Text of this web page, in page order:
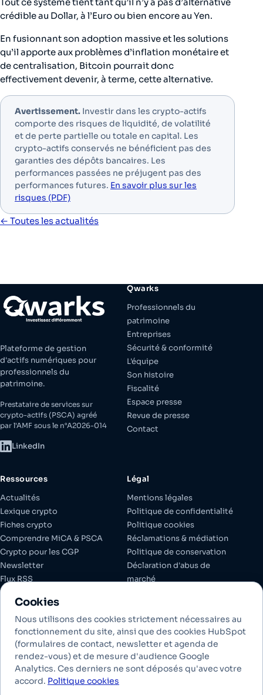
crédible au Dollar, à l’Euro ou bien encore au Yen.
En fusionnant son adoption massive et les solutions
qu’il apporte aux problèmes d’inflation monétaire et
de centralisation, Bitcoin pourrait donc
effectivement devenir, à terme, cette alternative.
Avertissement. Investir dans les crypto-actifs
comporte des risques de liquidité, de volatilité
et de perte partielle ou totale en capital. Les
crypto-actifs conservés ne bénéficient pas des
garanties des dépôts bancaires. Les
performances passées ne préjugent pas des
performances futures. En savoir plus sur les
risques (PDF)
← Toutes les actualités
Plateforme de gestion
d'actifs numériques pour
professionnels du
patrimoine.
Prestataire de services sur
crypto-actifs (PSCA) agréé
par l'AMF sous le n°A2026-014
LinkedIn
Qwarks
Professionnels du
patrimoine
Entreprises
Sécurité & conformité
L'équipe
Son histoire
Fiscalité
Espace presse
Revue de presse
Contact
Ressources
Actualités
Lexique crypto
Fiches crypto
Comprendre MiCA & PSCA
Crypto pour les CGP
Newsletter
Flux RSS
Espace client
Légal
Mentions légales
Politique de confidentialité
Politique cookies
Réclamations & médiation
Politique de conservation
Déclaration d'abus de
marché
Investir dans les crypto-actifs comporte des risques de liquidité,
de volatilité et de perte partielle ou totale en capital. Les crypto-
actifs conservés ne bénéficient pas des garanties des dépôts
bancaires. Les performances passées ne préjugent pas des
Cookies
Nous utilisons des cookies strictement nécessaires au
fonctionnement du site, ainsi que des cookies HubSpot
(formulaires de contact, newsletter et agenda de
rendez-vous) et de mesure d'audience Google
Analytics. Ces derniers ne sont déposés qu'avec votre
accord. Politique cookies